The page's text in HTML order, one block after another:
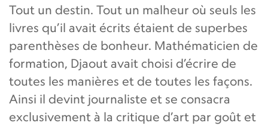
Tout un destin. Tout un malheur où seuls les
livres qu’il avait écrits étaient de superbes
parenthèses de bonheur. Mathématicien de
formation, Djaout avait choisi d’écrire de
toutes les manières et de toutes les façons.
Ainsi il devint journaliste et se consacra
exclusivement à la critique d’art par goût et